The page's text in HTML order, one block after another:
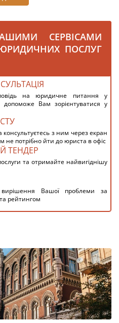
СЕРВІСАМИ
ПОСЛУГ
на юридичне питання у
Вам зорієнтуватися у
з ним через екран
не потрібно йти до юриста в офіс
ТЕНДЕР
та отримайте найвигіднішу
Вашої проблеми за
рейтингом